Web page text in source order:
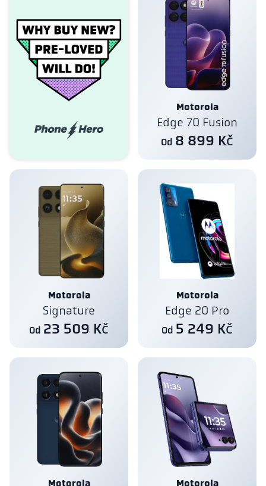
Motorola
Edge 70 Fusion
Od 8 899 Kč
Motorola
Signature
Od 23 509 Kč
Motorola
Edge 20 Pro
Od 5 249 Kč
Motorola Motorola